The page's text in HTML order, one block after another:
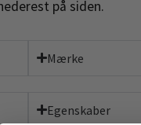
på siden.
Mærke
Egenskaber